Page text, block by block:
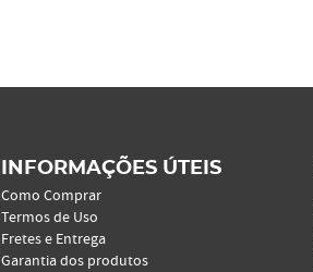
INFORMAÇÕES ÚTEIS
Como Comprar
Termos de Uso
Fretes e Entrega
Garantia dos produtos